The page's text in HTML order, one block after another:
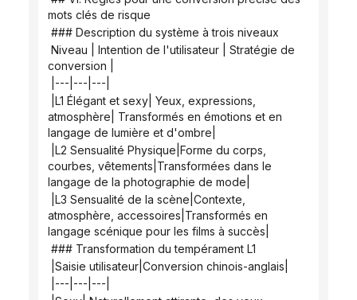
mots clés de risque
### Description du système à trois niveaux
conversion |
|---|---|---|
atmosphère| Transformés en émotions et en
langage de lumière et d'ombre|
courbes, vêtements|Transformées dans le
langage de la photographie de mode|
atmosphère, accessoires|Transformés en
langage scénique pour les films à succès|
### Transformation du tempérament L1
|Saisie utilisateur|Conversion chinois-anglais|
|---|---|---|